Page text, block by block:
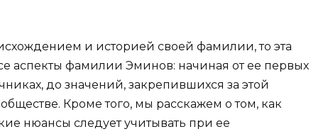
и историей своей фамилии, то эта
аспекты фамилии Эминов: начиная от ее первых
до значений, закрепившихся за этой
Кроме того, мы расскажем о том, как
нюансы следует учитывать при ее